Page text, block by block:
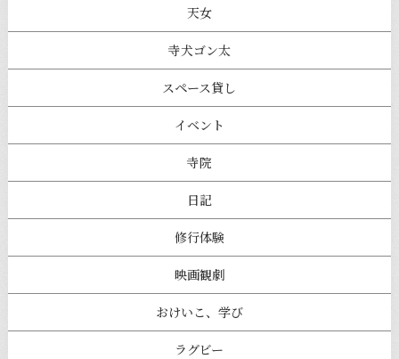
天女
寺犬ゴン太
スペース貸し
イベント
寺院
日記
修行体験
映画観劇
おけいこ、学び
ラグビー